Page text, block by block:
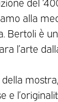
alla
Bertoli è
l’arte
e